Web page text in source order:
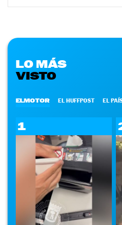
LO MÁS
VISTO
ELMOTOR EL HUFFPOST EL
1